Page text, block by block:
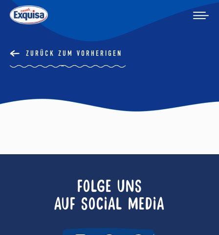
ZURÜCK ZUM VORHERIGEN
FOLGE UNS
AUF SOCIAL MEDIA